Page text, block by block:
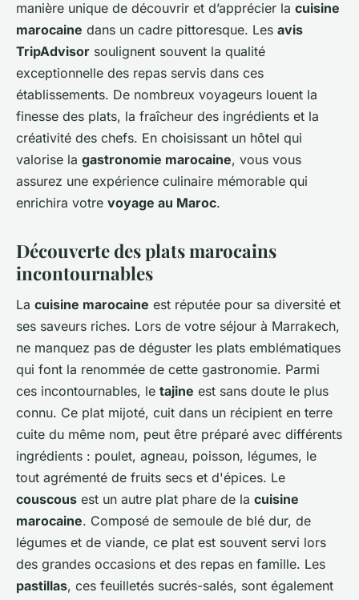
manière unique de découvrir et d’apprécier la cuisine
marocaine dans un cadre pittoresque. Les avis
TripAdvisor soulignent souvent la qualité
exceptionnelle des repas servis dans ces
établissements. De nombreux voyageurs louent la
finesse des plats, la fraîcheur des ingrédients et la
créativité des chefs. En choisissant un hôtel qui
valorise la gastronomie marocaine, vous vous
assurez une expérience culinaire mémorable qui
enrichira votre voyage au Maroc.
Découverte des plats marocains
incontournables
La cuisine marocaine est réputée pour sa diversité et
ses saveurs riches. Lors de votre séjour à Marrakech,
ne manquez pas de déguster les plats emblématiques
qui font la renommée de cette gastronomie. Parmi
ces incontournables, le tajine est sans doute le plus
connu. Ce plat mijoté, cuit dans un récipient en terre
cuite du même nom, peut être préparé avec différents
ingrédients : poulet, agneau, poisson, légumes, le
tout agrémenté de fruits secs et d'épices. Le
couscous est un autre plat phare de la cuisine
marocaine. Composé de semoule de blé dur, de
légumes et de viande, ce plat est souvent servi lors
des grandes occasions et des repas en famille. Les
pastillas, ces feuilletés sucrés-salés, sont également